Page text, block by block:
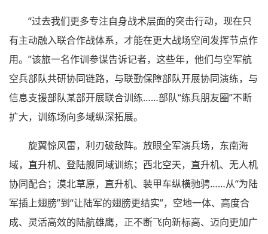
“过去我们更多专注自身战术层面的突击行动，现在只
有主动融入联合作战体系，才能在更大战场空间发挥节点作
用。”该旅一名作训参谋告诉记者，这些年，他们与空军航
空兵部队共研协同链路，与联勤保障部队开展协同演练，与
信息支援部队某部开展联合训练……部队“练兵朋友圈”不断
扩大，训练场向多域纵深拓展。
旋翼惊风雷，利刃破敌阵。放眼全军演兵场，东南海
域，直升机、登陆舰同域训练；西北空天，直升机、无人机
协同配合；漠北草原，直升机、装甲车纵横驰骋……从“为陆
军插上翅膀”到“让陆军的翅膀更结实”，空地一体、高度合
成、灵活高效的陆航雄鹰，正不断飞向新标高、迈向更加广